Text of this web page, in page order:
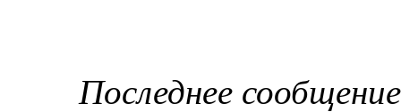
Последнее сообщение